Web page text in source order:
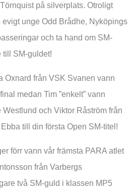
på silverplats. Otroligt
unge Odd Brådhe, Nyköpings
och ta hand om SM-
till SM-guldet!
Oxnard från VSK Svanen vann
medan Tim ”enkelt” vann
och Viktor Råström från
till din första Open SM-titel!
förr vann vår främsta PARA atlet
från Varbergs
två SM-guld i klassen MP5